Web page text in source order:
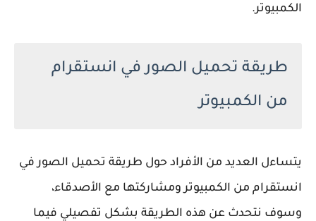
الكمبيوتر.
طريقة تحميل الصور في انستقرام
من الكمبيوتر
يتساءل العديد من الأفراد حول طريقة تحميل الصور في
انستقرام من الكمبيوتر ومشاركتها مع الأصدقاء،
وسوف نتحدث عن هذه الطريقة بشكل تفصيلي فيما